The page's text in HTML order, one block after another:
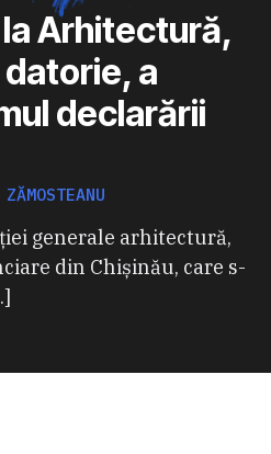
Arhitectură,
a
declarării
generale arhitectură,
din Chișinău, care s-